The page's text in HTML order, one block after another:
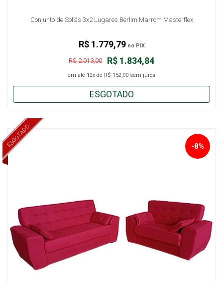
Conjunto de Sofás 3x2 Lugares Berlim Marrom Masterflex
R$ 1.834,84
R$ 2.013,00
em até 12x de R$ 152,90 sem juros
R$ 1.779,79no PIX
ESGOTADO
ESGOTADO -8%